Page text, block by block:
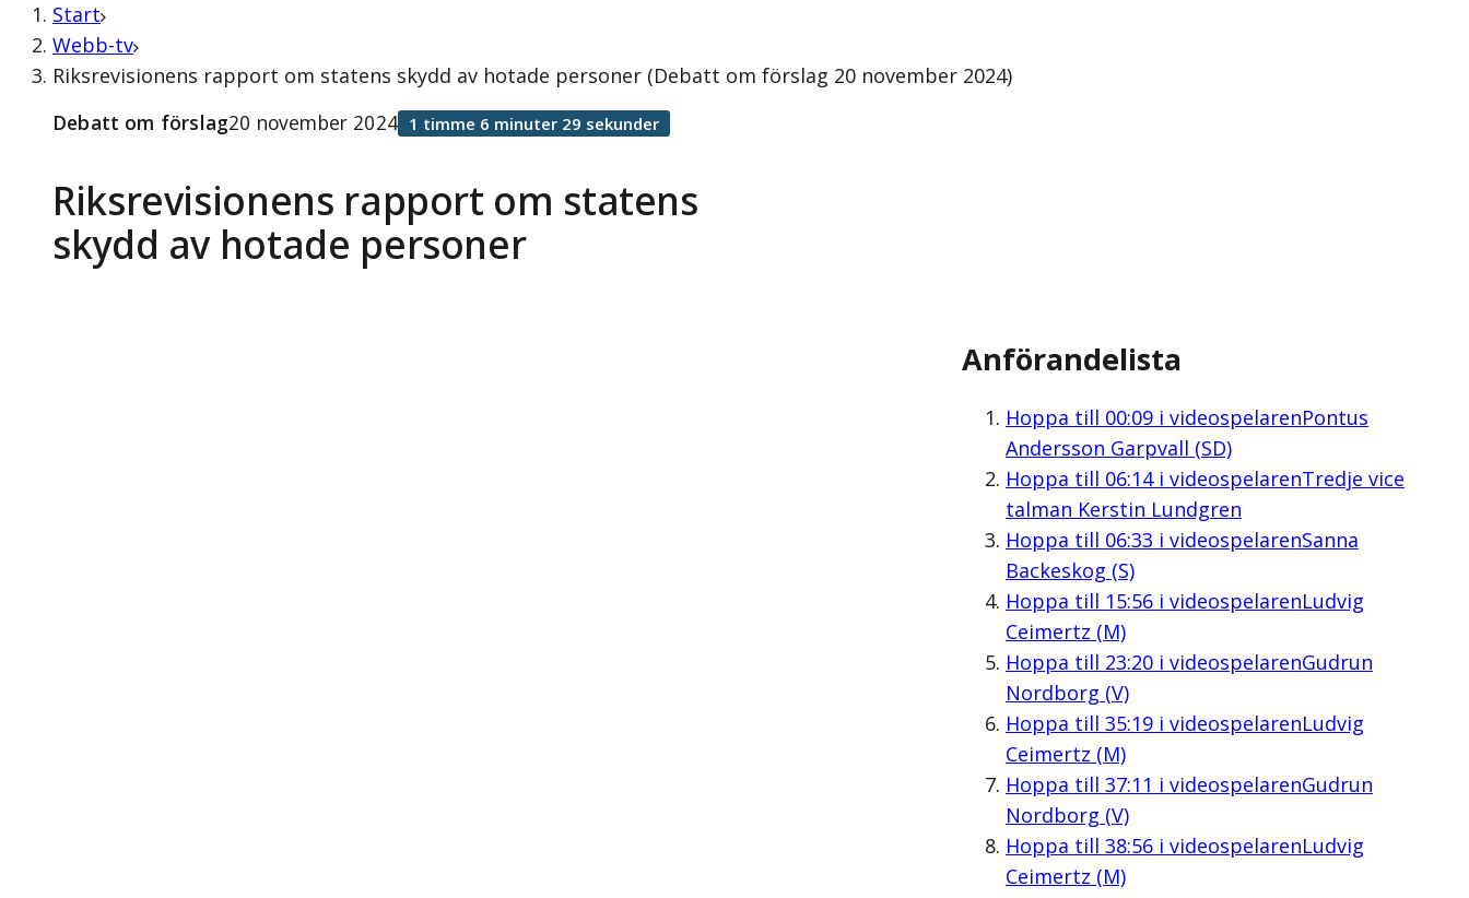
Start
Webb-tv
Riksrevisionens rapport om statens skydd av hotade personer (Debatt om förslag 20 november 2024)
Riksrevisionens rapport om statens
skydd av hotade personer
Debatt om förslag20 november 2024 1 timme 6 minuter 29 sekunder
Anförandelista
Hoppa till 00:09i videospelarenPontus
Andersson Garpvall (SD)
Hoppa till 06:14i videospelarenTredje vice
talman Kerstin Lundgren
Hoppa till 06:33 i videospelarenSanna
Backeskog (S)
Hoppa till 15:56i videospelarenLudvig
Ceimertz (M)
Hoppa till 23:20i videospelarenGudrun
Nordborg (V)
Hoppa till 35:19i videospelarenLudvig
Ceimertz (M)
Hoppa till 37:11 i videospelarenGudrun
Nordborg (V)
Hoppa till 38:56i videospelarenLudvig
Ceimertz (M)